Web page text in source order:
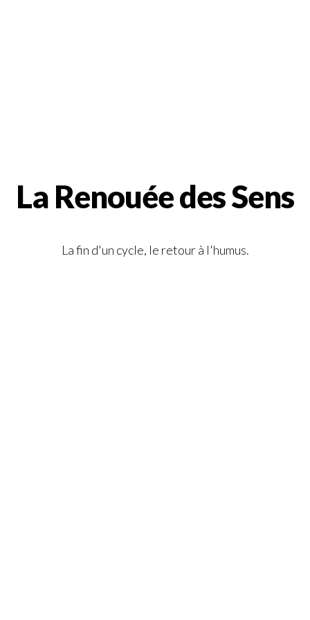
La Renouée des Sens
La fin d'un cycle, le retour à l'humus.